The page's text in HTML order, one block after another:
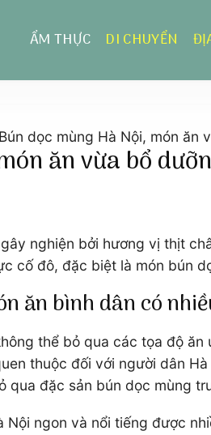
ẨM THỰC DI CHUYỂN
Bún dọc mùng Hà Nội, món ăn
ăn vừa bổ
nghiện bởi hương vị thịt
cố đô, đặc biệt là món bún
ăn bình dân có
thể bỏ qua các tọa độ
thuộc đối với người dân
qua đặc sản bún dọc mùng
ngon và nổi tiếng được